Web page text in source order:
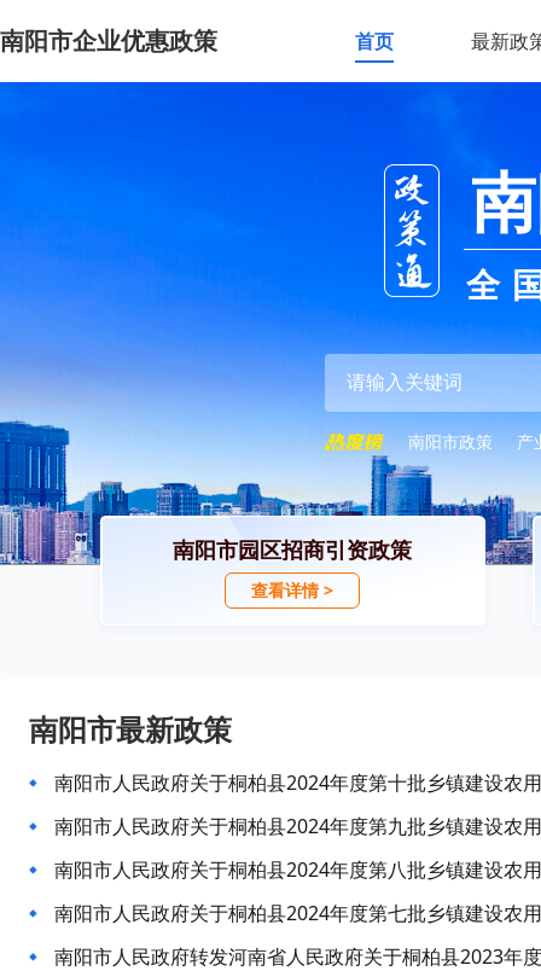
南阳市企业优惠政策 首页 最新政
全
南阳市政策 产
南阳市园区招商引资政策
查看详情 >
南阳市最新政策
南阳市人民政府关于桐柏县2024年度第十批乡镇建设农
南阳市人民政府关于桐柏县2024年度第九批乡镇建设农
南阳市人民政府关于桐柏县2024年度第八批乡镇建设农
南阳市人民政府关于桐柏县2024年度第七批乡镇建设农